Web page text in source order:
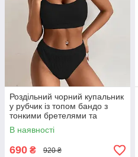
Роздільний чорний купальник
у рубчик із топом бандо з
тонкими бретелями та
високою посадкою, розмір S,
M, L
В наявності
690 ₴ 920 ₴